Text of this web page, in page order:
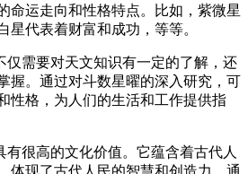
命运走向和性格特点。比如，紫微星
星代表着财富和成功，等等。
需要对天文知识有一定的了解，还
握。通过对斗数星曜的深入研究，可
性格，为人们的生活和工作提供指
很高的文化价值。它蕴含着古代人
体现了古代人民的智慧和创造力。通